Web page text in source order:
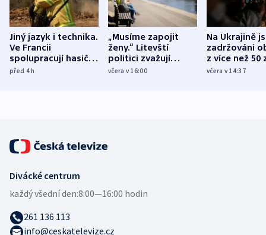
Jiný jazyk i technika.
Ve Francii
spolupracují hasiči z
různých zemí
před 4h
„Musíme zapojit
ženy.“ Litevští
politici zvažují
dohodu o
včera v 16:00
Na Ukrajině
zadržováni
z více než 50
Bojovali na
včera v 14:37
Divácké centrum
každý všední den:8:00—16:00 hodin
261 136 113
info@ceskatelevize.cz